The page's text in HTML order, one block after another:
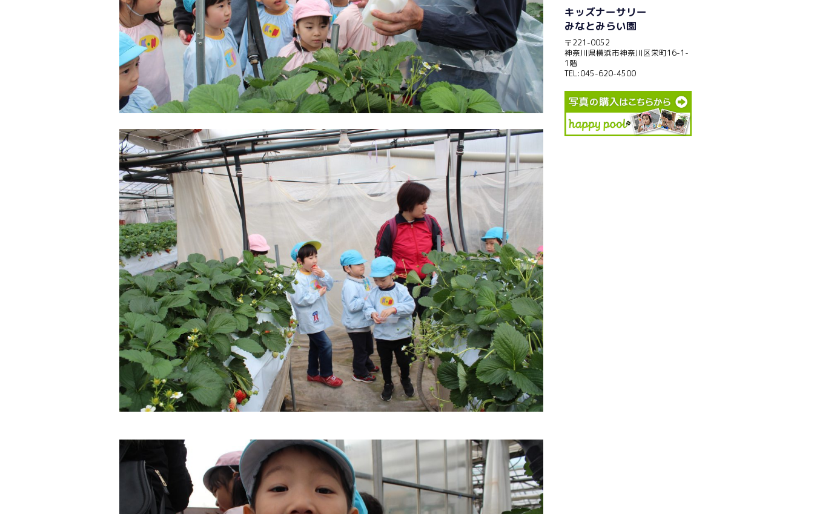
キッズナーサリー
みなとみらい園
〒221-0052
神奈川県横浜市神奈川区栄町16-1-
1階
TEL:045-620-4500